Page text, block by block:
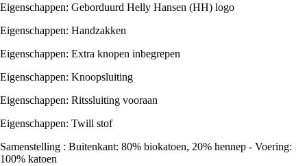
Eigenschappen: Geborduurd Helly Hansen (HH) logo
Eigenschappen: Handzakken
Eigenschappen: Extra knopen inbegrepen
Eigenschappen: Knoopsluiting
Eigenschappen: Ritssluiting vooraan
Eigenschappen: Twill stof
Samenstelling : Buitenkant: 80% biokatoen, 20% hennep - Voering:
100% katoen